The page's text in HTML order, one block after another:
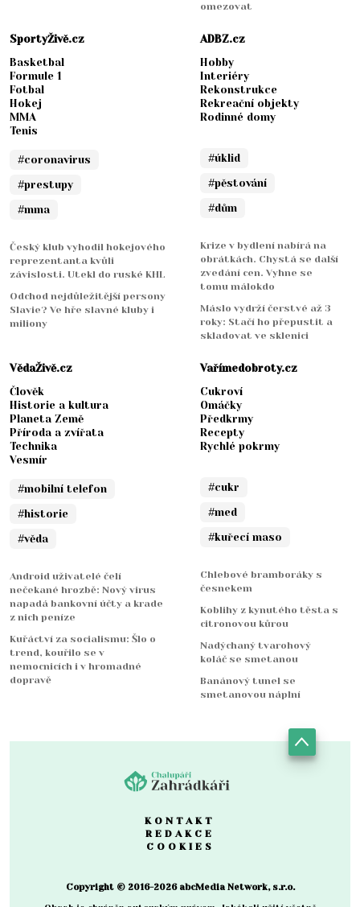
omezovat
SportyŽivě.cz
Basketbal
Formule 1
Fotbal
Hokej
MMA
Tenis
#coronavirus
#prestupy
#mma
Český klub vyhodil hokejového
reprezentanta kvůli
závislosti. Utekl do ruské KHL
Odchod nejdůležitější persony
Slavie? Ve hře slavné kluby i
miliony
ADBZ.cz
Hobby
Interiéry
Rekonstrukce
Rekreační objekty
Rodinné domy
#úklid
#pěstování
#dům
Krize v bydlení nabírá na
obrátkách. Chystá se další
zvedání cen. Vyhne se
tomu málokdo
Máslo vydrží čerstvé až 3
roky: Stačí ho přepustit a
skladovat ve sklenici
VědaŽivě.cz
Člověk
Historie a kultura
Planeta Země
Příroda a zvířata
Technika
Vesmír
#mobilní telefon
#historie
#věda
Android uživatelé čelí
nečekané hrozbě: Nový virus
napadá bankovní účty a krade
z nich peníze
Kuřáctví za socialismu: Šlo o
trend, kouřilo se v
nemocnicích i v hromadné
dopravě
Vařímedobroty.cz
Cukroví
Omáčky
Předkrmy
Recepty
Rychlé pokrmy
#cukr
#med
#kuřecí maso
Chlebové bramboráky s
česnekem
Koblihy z kynutého těsta s
citronovou kůrou
Nadýchaný tvarohový
koláč se smetanou
Banánový tunel se
smetanovou náplní
KONTAKT
REDAKCE
COOKIES
Copyright © 2016-2026 abcMedia Network, s.r.o.